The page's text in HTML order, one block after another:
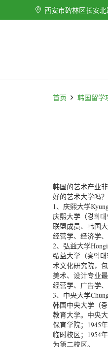
西安市碑林区长安北
首页 韩国留学
韩国的艺术产业
好的艺术大学吗
1、庆熙大学
庆熙大学（경희
联盟成员、韩国
经营学、经济学
2、弘益大学
弘益大学（홍익
术文化研究院，
美术、设计专业
经营学、广告学
3、中央大学
韩国中央大学（
教育大学。中央
保育学院；1945
临时校区；1954
为第二校区。